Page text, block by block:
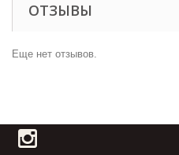
ОТЗЫВЫ
Еще нет отзывов.